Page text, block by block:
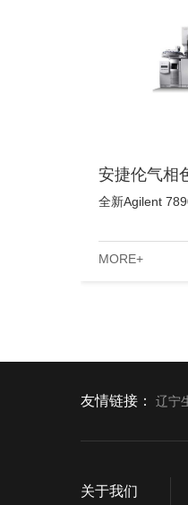
安捷伦气相
全新Agilent
MORE+
友情链接： 辽宁
关于我们